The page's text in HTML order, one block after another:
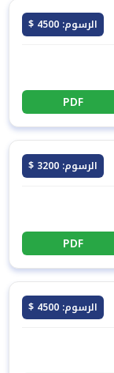
الرسوم: 4500 $
PDF
الرسوم: 3200 $
PDF
الرسوم: 4500 $